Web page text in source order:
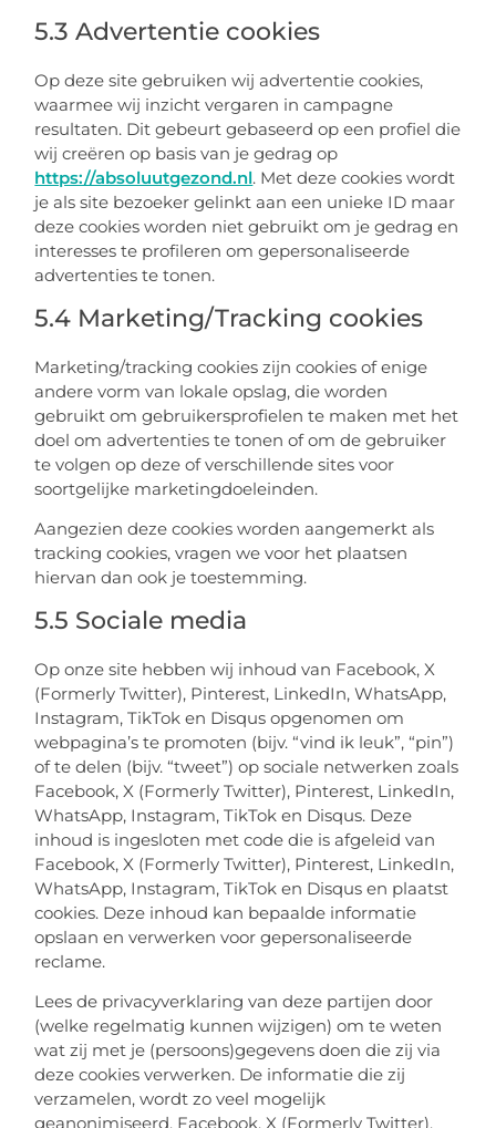
5.3 Advertentie cookies
Op deze site gebruiken wij advertentie cookies,
waarmee wij inzicht vergaren in campagne
resultaten. Dit gebeurt gebaseerd op een profiel die
wij creëren op basis van je gedrag op
https://absoluutgezond.nl. Met deze cookies wordt
je als site bezoeker gelinkt aan een unieke ID maar
deze cookies worden niet gebruikt om je gedrag en
interesses te profileren om gepersonaliseerde
advertenties te tonen.
5.4 Marketing/Tracking cookies
Marketing/tracking cookies zijn cookies of enige
andere vorm van lokale opslag, die worden
gebruikt om gebruikersprofielen te maken met het
doel om advertenties te tonen of om de gebruiker
te volgen op deze of verschillende sites voor
soortgelijke marketingdoeleinden.
Aangezien deze cookies worden aangemerkt als
tracking cookies, vragen we voor het plaatsen
hiervan dan ook je toestemming.
5.5 Sociale media
Op onze site hebben wij inhoud van Facebook, X
(Formerly Twitter), Pinterest, LinkedIn, WhatsApp,
Instagram, TikTok en Disqus opgenomen om
webpagina’s te promoten (bijv. “vind ik leuk”, “pin”)
of te delen (bijv. “tweet”) op sociale netwerken zoals
Facebook, X (Formerly Twitter), Pinterest, LinkedIn,
WhatsApp, Instagram, TikTok en Disqus. Deze
inhoud is ingesloten met code die is afgeleid van
Facebook, X (Formerly Twitter), Pinterest, LinkedIn,
WhatsApp, Instagram, TikTok en Disqus en plaatst
cookies. Deze inhoud kan bepaalde informatie
opslaan en verwerken voor gepersonaliseerde
reclame.
Lees de privacyverklaring van deze partijen door
(welke regelmatig kunnen wijzigen) om te weten
wat zij met je (persoons)gegevens doen die zij via
deze cookies verwerken. De informatie die zij
verzamelen, wordt zo veel mogelijk
geanonimiseerd. Facebook, X (Formerly Twitter),